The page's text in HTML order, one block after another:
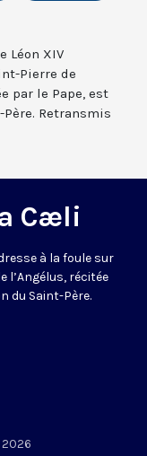
Léon XIV
Pierre de
par le Pape, est
Retransmis
Cæli
à la foule sur
l’Angélus, récitée
du Saint-Père.